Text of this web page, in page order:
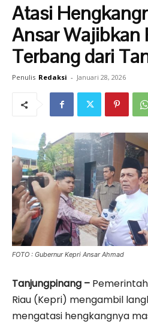
Atasi
Ansar Wajibkan
Terbang dari
Penulis Redaksi - Januari 28, 2026
FOTO : Gubernur Kepri Ansar Ahmad
Tanjungpinang –
Riau (Kepri) mengambil
mengatasi hengkangnya